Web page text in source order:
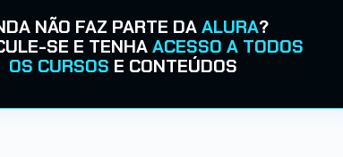
NÃO FAZ PARTE DAALURA?
SE E TENHAACESSO A TODOS
OS CURSOS E CONTEÚDOS